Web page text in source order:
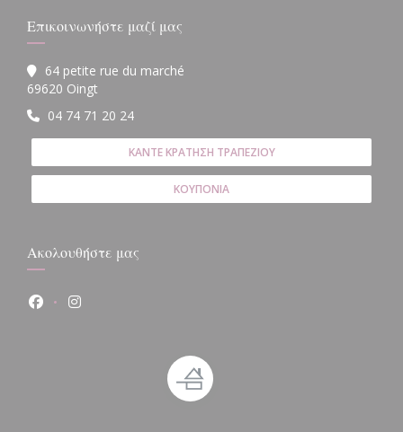
Επικοινωνήστε μαζί μας
64 petite rue du marché
69620 Oingt
04 74 71 20 24
ΚΆΝΤΕ ΚΡΆΤΗΣΗ ΤΡΑΠΕΖΙΟΎ
ΚΟΥΠΌΝΙΑ
Ακολουθήστε μας
Facebook ((ανοίγει σε νέο παράθυρο))
Instagram ((ανοίγει σε νέο παράθυρο))